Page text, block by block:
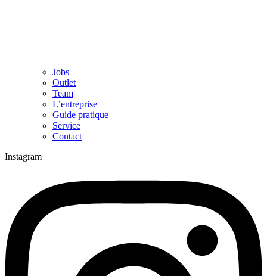
Jobs
Outlet
Team
L’entreprise
Guide pratique
Service
Contact
Instagram